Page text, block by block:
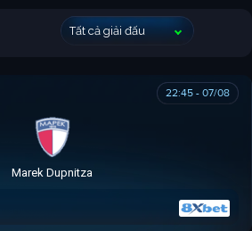
Tất cả giải đấu
22:45 - 07/08
Marek Dupnitza